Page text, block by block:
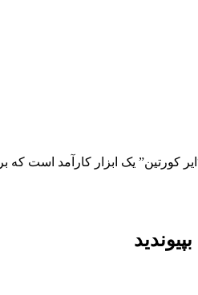
کورتین” یک ابزار کارآمد است